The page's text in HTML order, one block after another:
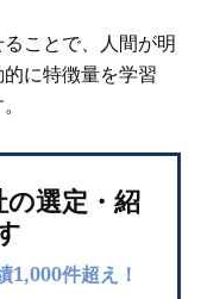
ことで、人間が明
に特徴量を学習
選定・紹
1,000件超え！